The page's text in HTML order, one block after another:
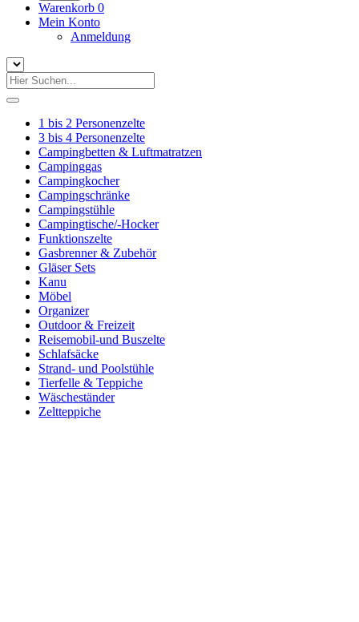
Warenkorb 0
Mein Konto
Anmeldung
1 bis 2 Personenzelte
3 bis 4 Personenzelte
Campingbetten & Luftmatratzen
Campinggas
Campingkocher
Campingschränke
Campingstühle
Campingtische/-Hocker
Funktionszelte
Gasbrenner & Zubehör
Gläser Sets
Kanu
Möbel
Organizer
Outdoor & Freizeit
Reisemobil-und Buszelte
Schlafsäcke
Strand- und Poolstühle
Tierfelle & Teppiche
Wäscheständer
Zeltteppiche